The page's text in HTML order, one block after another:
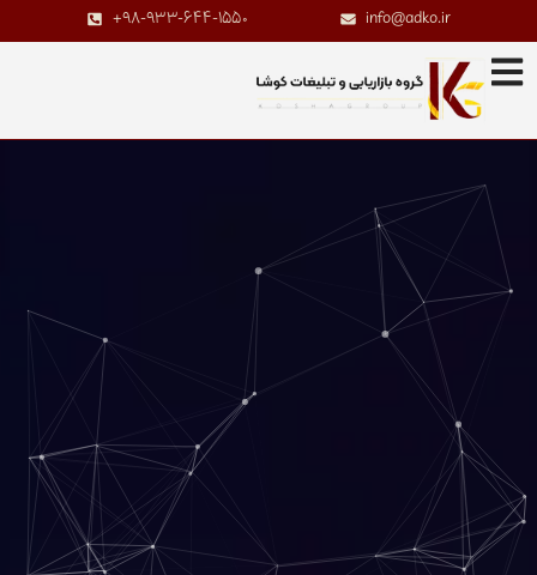
info@adko.ir
+98-933-644-1550